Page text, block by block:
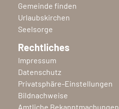
Gemeinde finden
Urlaubskirchen
Seelsorge
Rechtliches
Impressum
Datenschutz
Privatsphäre-Einstellungen
Bildnachweise
Amtliche Bekanntmachungen